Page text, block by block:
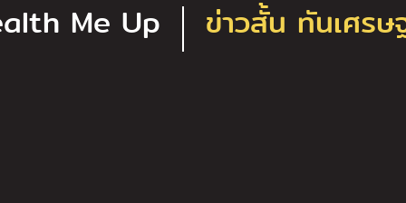
Me Up ข่าวสั้น ทันเศร